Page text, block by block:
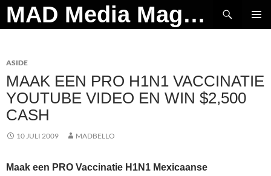
Ga
naar
MAD Media Magazine
Zoeken
ASIDE
MAAK EEN PRO H1N1 VACCINATIE
YOUTUBE VIDEO EN WIN $2,500
CASH
10 JULI 2009 MADBELLO
Maak een PRO Vaccinatie H1N1 Mexicaanse